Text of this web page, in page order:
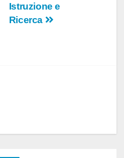
Istruzione e
Ricerca